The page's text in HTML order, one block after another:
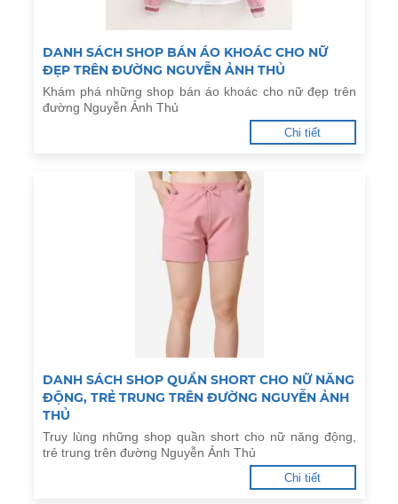
DANH SÁCH SHOP BÁN ÁO KHOÁC CHO NỮ
ĐẸP TRÊN ĐƯỜNG NGUYỄN ẢNH THỦ
Khám phá những shop bán áo khoác cho nữ đẹp trên
đường Nguyễn Ảnh Thủ
Chi tiết
DANH SÁCH SHOP QUẦN SHORT CHO NỮ NĂNG
ĐỘNG, TRẺ TRUNG TRÊN ĐƯỜNG NGUYỄN ẢNH
THỦ
Truy lùng những shop quần short cho nữ năng động,
trẻ trung trên đường Nguyễn Ảnh Thủ
Chi tiết